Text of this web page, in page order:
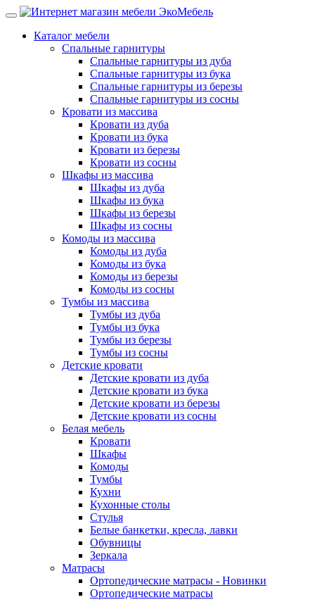
Каталог мебели
Спальные гарнитуры
Спальные гарнитуры из дуба
Спальные гарнитуры из бука
Спальные гарнитуры из березы
Спальные гарнитуры из сосны
Кровати из массива
Кровати из дуба
Кровати из бука
Кровати из березы
Кровати из сосны
Шкафы из массива
Шкафы из дуба
Шкафы из бука
Шкафы из березы
Шкафы из сосны
Комоды из массива
Комоды из дуба
Комоды из бука
Комоды из березы
Комоды из сосны
Тумбы из массива
Тумбы из дуба
Тумбы из бука
Тумбы из березы
Тумбы из сосны
Детские кровати
Детские кровати из дуба
Детские кровати из бука
Детские кровати из березы
Детские кровати из сосны
Белая мебель
Кровати
Шкафы
Комоды
Тумбы
Кухни
Кухонные столы
Стулья
Белые банкетки, кресла, лавки
Обувницы
Зеркала
Матрасы
Ортопедические матрасы - Новинки
Ортопедические матрасы